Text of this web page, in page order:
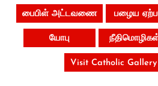
பைபிள் அட்டவணை பழைய
யோபு
Visit Catholic